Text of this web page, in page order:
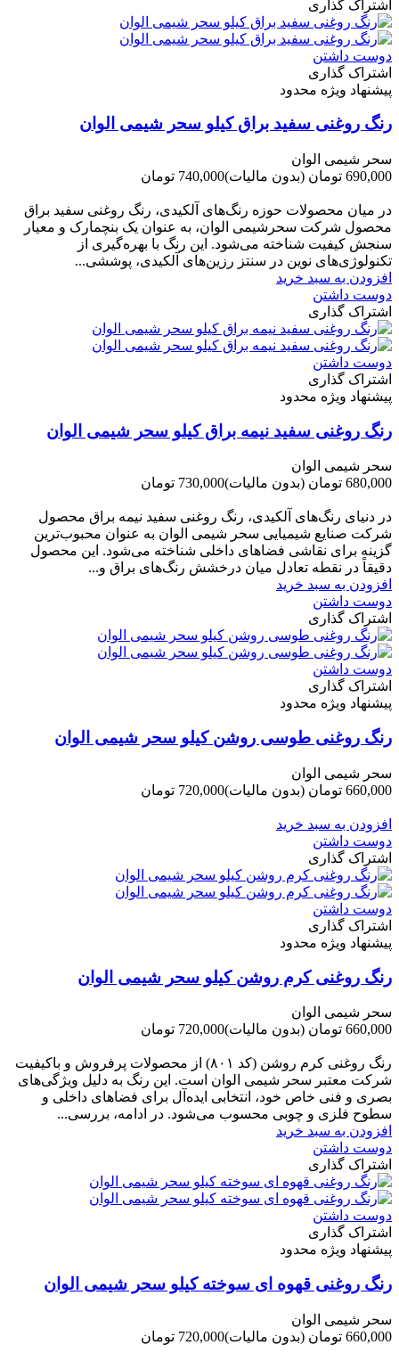
اشتراک گذاری
دوست داشتن
اشتراک گذاری
پیشنهاد ویژه محدود
رنگ روغنی سفید براق کیلو سحر شیمی الوان
سحر شیمی الوان
690,000 تومان
(بدون مالیات)740,000 تومان
در میان محصولات حوزه رنگ‌های آلکیدی، رنگ روغنی سفید براق
محصول شرکت سحرشیمی الوان، به عنوان یک بنچمارک و معیار
سنجش کیفیت شناخته می‌شود. این رنگ با بهره‌گیری از
تکنولوژی‌های نوین در سنتز رزین‌های آلکیدی، پوششی...
افزودن به سبد خرید
دوست داشتن
اشتراک گذاری
دوست داشتن
اشتراک گذاری
پیشنهاد ویژه محدود
رنگ روغنی سفید نیمه براق کیلو سحر شیمی الوان
سحر شیمی الوان
680,000 تومان
(بدون مالیات)730,000 تومان
در دنیای رنگ‌های آلکیدی، رنگ روغنی سفید نیمه براق محصول
شرکت صنایع شیمیایی سحر شیمی الوان به عنوان محبوب‌ترین
گزینه برای نقاشی فضاهای داخلی شناخته می‌شود. این محصول
دقیقاً در نقطه تعادل میان درخشش رنگ‌های براق و...
افزودن به سبد خرید
دوست داشتن
اشتراک گذاری
دوست داشتن
اشتراک گذاری
پیشنهاد ویژه محدود
رنگ روغنی طوسی روشن کیلو سحر شیمی الوان
سحر شیمی الوان
660,000 تومان
(بدون مالیات)720,000 تومان
افزودن به سبد خرید
دوست داشتن
اشتراک گذاری
دوست داشتن
اشتراک گذاری
پیشنهاد ویژه محدود
رنگ روغنی کرم روشن کیلو سحر شیمی الوان
سحر شیمی الوان
660,000 تومان
(بدون مالیات)720,000 تومان
رنگ روغنی کرم روشن (کد ۸۰۱) از محصولات پرفروش و باکیفیت
شرکت‌ معتبر سحر شیمی الوان است. این رنگ به دلیل ویژگی‌های
بصری و فنی خاص خود، انتخابی ایده‌آل برای فضاهای داخلی و
سطوح فلزی و چوبی محسوب می‌شود. در ادامه، بررسی...
افزودن به سبد خرید
دوست داشتن
اشتراک گذاری
دوست داشتن
اشتراک گذاری
پیشنهاد ویژه محدود
رنگ روغنی قهوه ای سوخته کیلو سحر شیمی الوان
سحر شیمی الوان
660,000 تومان
(بدون مالیات)720,000 تومان